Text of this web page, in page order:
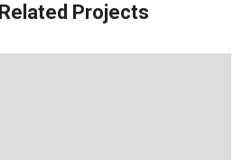
Related Projects